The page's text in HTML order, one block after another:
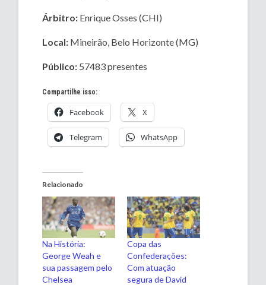
Árbitro: Enrique Osses (CHI)
Local: Mineirão, Belo Horizonte (MG)
Público: 57483 presentes
Compartilhe isso:
Facebook X
Telegram WhatsApp
Relacionado
Na História:
George Weah e
sua passagem pelo
Chelsea
Copa das
Confederações:
Com atuação
segura de David